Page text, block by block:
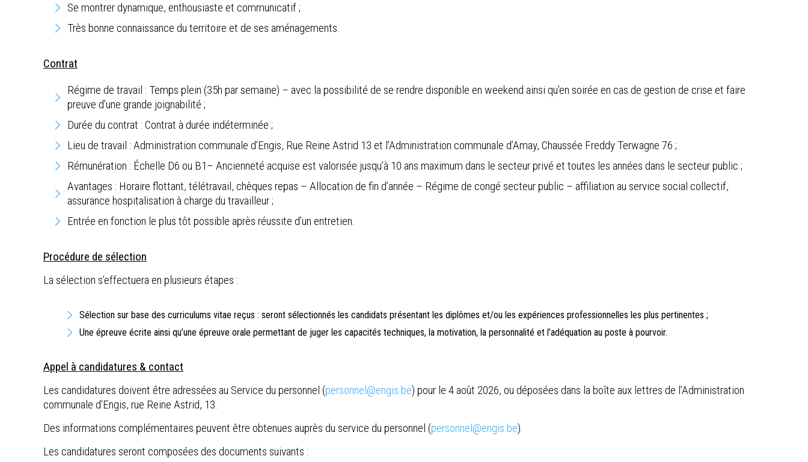
Se montrer dynamique, enthousiaste et communicatif ;
Très bonne connaissance du territoire et de ses aménagements.
Contrat
Régime de travail : Temps plein (35h par semaine) – avec la possibilité de se rendre disponible en weekend ainsi qu’en soirée en cas de gestion de crise et faire
preuve d’une grande joignabilité ;
Durée du contrat : Contrat à durée indéterminée ;
Lieu de travail : Administration communale d’Engis, Rue Reine Astrid 13 et l’Administration communale d’Amay, Chaussée Freddy Terwagne 76 ;
Rémunération : Échelle D6 ou B1– Ancienneté acquise est valorisée jusqu’à 10 ans maximum dans le secteur privé et toutes les années dans le secteur public ;
Avantages : Horaire flottant, télétravail, chèques repas – Allocation de fin d’année – Régime de congé secteur public – affiliation au service social collectif,
assurance hospitalisation à charge du travailleur ;
Entrée en fonction le plus tôt possible après réussite d’un entretien.
Procédure de sélection
La sélection s’effectuera en plusieurs étapes :
Sélection sur base des curriculums vitae reçus : seront sélectionnés les candidats présentant les diplômes et/ou les expériences professionnelles les plus pertinentes ;
Une épreuve écrite ainsi qu’une épreuve orale permettant de juger les capacités techniques, la motivation, la personnalité et l’adéquation au poste à pourvoir.
Appel à candidatures & contact
Les candidatures doivent être adressées au Service du personnel (personnel@engis.be) pour le 4 août 2026, ou déposées dans la boîte aux lettres de l’Administration
communale d’Engis, rue Reine Astrid, 13.
Des informations complémentaires peuvent être obtenues auprès du service du personnel (personnel@engis.be).
Les candidatures seront composées des documents suivants :